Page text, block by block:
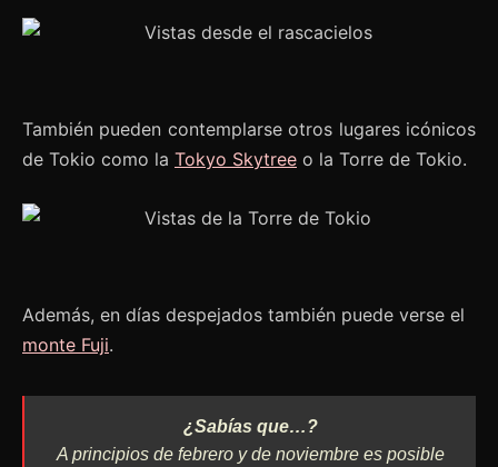
También pueden contemplarse otros lugares icónicos
de Tokio como la Tokyo Skytree o la Torre de Tokio.
Además, en días despejados también puede verse el
monte Fuji.
¿Sabías que…?
A principios de febrero y de noviembre es posible